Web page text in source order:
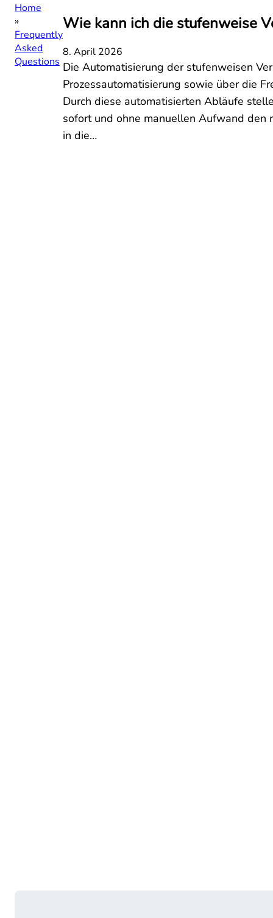
Home
Frequently
Asked
Questions
Wie kann ich die stufenweise
8. April 2026
Die Automatisierung der stufenweisen
Prozessautomatisierung sowie über die
Durch diese automatisierten Abläufe
sofort und ohne manuellen Aufwand den
in die…